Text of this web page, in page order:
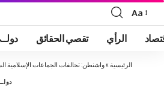
Font
Resizer
Aa
تقصي الحقائق الرأي
الرئيسية »واشنطن: تحالفات الجماعات الإسلامية